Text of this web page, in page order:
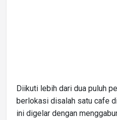
Diikuti lebih dari dua puluh
berlokasi disalah satu cafe
ini digelar dengan